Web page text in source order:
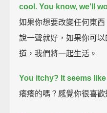
cool. You know, we'll
如果你想要改變任何東
說一聲就好，如果你可
道，我們將一起生活。
You itchy? It seems
癢癢的嗎？感覺你很喜歡